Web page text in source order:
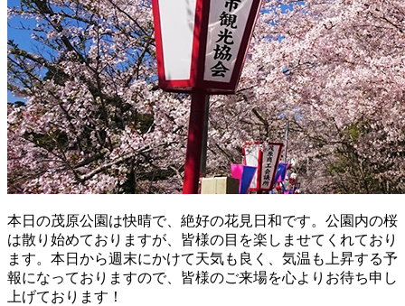
本日の茂原公園は快晴で、絶好の花見日和です。公園内の桜
は散り始めておりますが、皆様の目を楽しませてくれており
ます。本日から週末にかけて天気も良く、気温も上昇する予
報になっておりますので、皆様のご来場を心よりお待ち申し
上げております！